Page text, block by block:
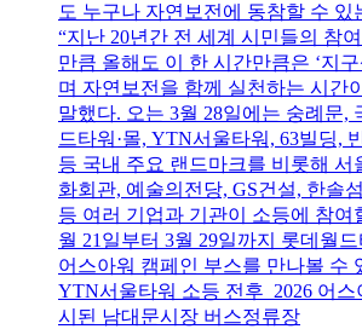
도 누구나 자연보전에 동참할 수 있
“지난 20년간 전 세계 시민들의 참
만큼 올해도 이 한 시간만큼은 ‘지
며 자연보전을 함께 실천하는 시간
말했다. 오는 3월 28일에는 숭례문,
드타워·몰, YTN서울타워, 63빌딩,
등 국내 주요 랜드마크를 비롯해 서
화회관, 예술의전당, GS건설, 한솔
등 여러 기업과 기관이 소등에 참여
월 21일부터 3월 29일까지 롯데월드
어스아워 캠페인 부스를 만나볼 수
YTN서울타워 소등 전후 2026 어스
시된 남대문시장 버스정류장